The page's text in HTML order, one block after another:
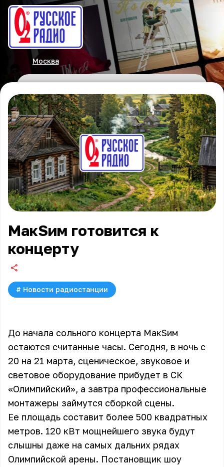
Москва
МакSим готовится к
концерту
# Новости радиостанции
До начала сольного концерта МакSим
остаются считанные часы. Сегодня, в ночь с
20 на 21 марта, сценическое, звуковое и
световое оборудование прибудет в СК
«Олимпийский», а завтра профессиональные
монтажеры займутся сборкой сцены.
Ее площадь составит более 500 квадратных
метров. 120 кВт мощнейшего звука будут
слышны даже на самых дальних рядах
Олимпийской арены. Постановщик шоу